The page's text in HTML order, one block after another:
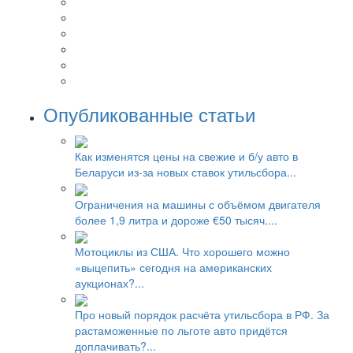
Опубликованные статьи
Как изменятся цены на свежие и б/у авто в
Беларуси из-за новых ставок утильсбора...
Ограничения на машины с объёмом двигателя
более 1,9 литра и дороже €50 тысяч....
Мотоциклы из США. Что хорошего можно
«выцепить» сегодня на американских
аукционах?...
Про новый порядок расчёта утильсбора в РФ. За
растаможенные по льготе авто придётся
доплачивать?...